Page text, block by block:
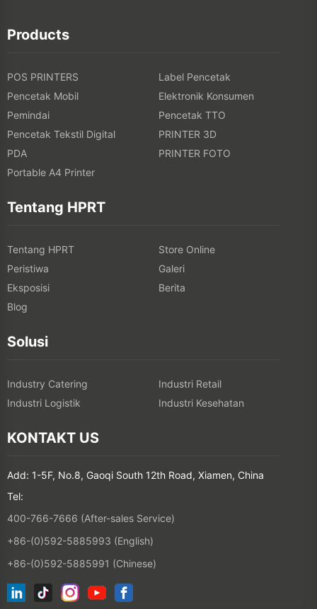
Products
POS PRINTERS
Label Pencetak
Pencetak Mobil
Elektronik Konsumen
Pemindai
Pencetak TTO
Pencetak Tekstil Digital
PRINTER 3D
PDA
PRINTER FOTO
Portable A4 Printer
Tentang HPRT
Tentang HPRT
Store Online
Peristiwa
Galeri
Eksposisi
Berita
Blog
Solusi
Industry Catering
Industri Retail
Industri Logistik
Industri Kesehatan
KONTAKT US
Add: 1-5F, No.8, Gaoqi South 12th Road, Xiamen, China
Tel:
400-766-7666 (After-sales Service)
+86-(0)592-5885993 (English)
+86-(0)592-5885991 (Chinese)